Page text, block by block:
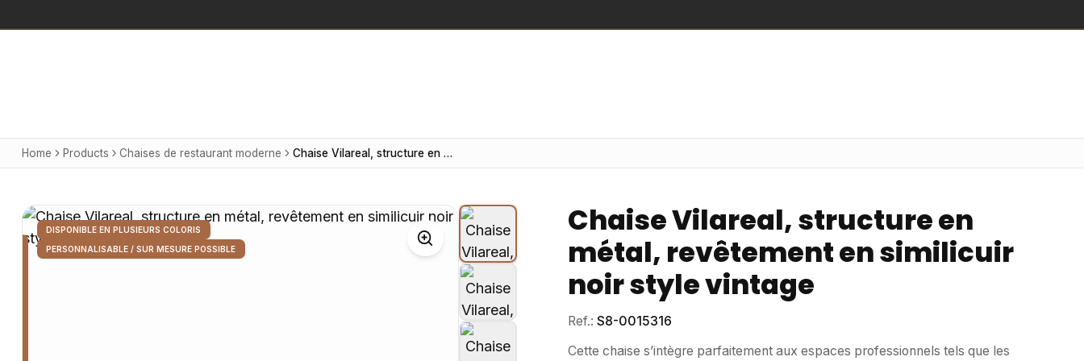
Home Products Chaises de restaurant moderne Chaise Vilareal, structure en métal, revêtement en similicuir noir style vintage
DISPONIBLE EN PLUSIEURS COLORIS
PERSONNALISABLE / SUR MESURE POSSIBLE
Chaise Vilareal, structure en
métal, revêtement en similicuir
noir style vintage
Ref.: S8-0015316
Cette chaise s’intègre parfaitement aux espaces professionnels tels que les